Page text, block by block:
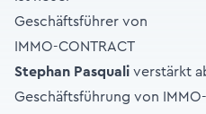
Stephan Pasquali verstärkt
Geschäftsführung von